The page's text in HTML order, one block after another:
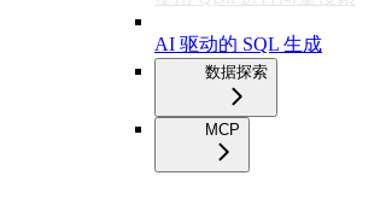
AI 驱动的 SQL 生成
数据探索
MCP